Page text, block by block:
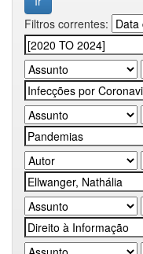
Filtros correntes: